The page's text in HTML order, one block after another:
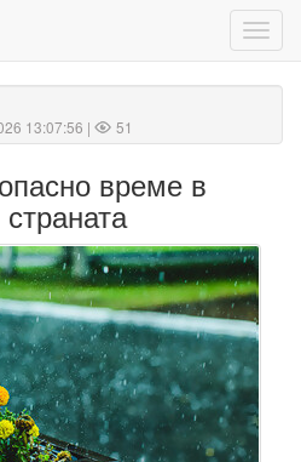
13:07:56 | 51
време в